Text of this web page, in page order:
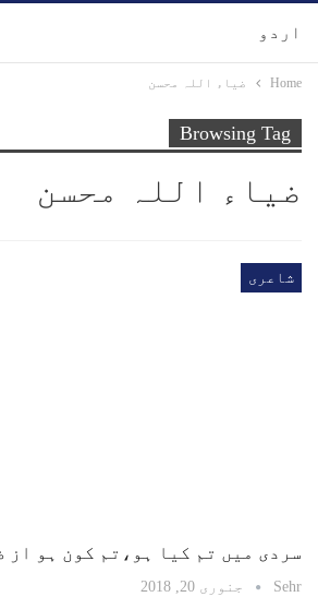
اردو
Home ضیاء اللہ محسن
Browsing Tag
ضیاء اللہ محسن
شاعری
سردی میں تم کیا ہو،تم کون ہو از
Sehr جنوری 20, 2018